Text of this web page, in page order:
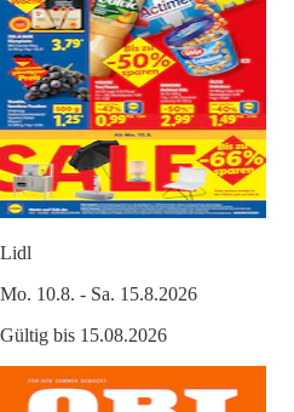
Lidl
Mo. 10.8. - Sa. 15.8.2026
Gültig bis 15.08.2026